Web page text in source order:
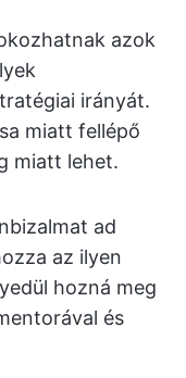
azok
irányát.
miatt fellépő
miatt lehet.
ad
az ilyen
hozná meg
és